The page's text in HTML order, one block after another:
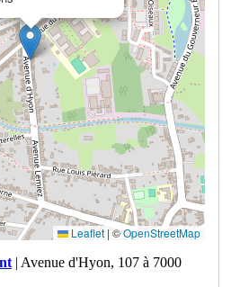
Leaflet | ©OpenStreetMap
| Avenue d'Hyon, 107 à 7000